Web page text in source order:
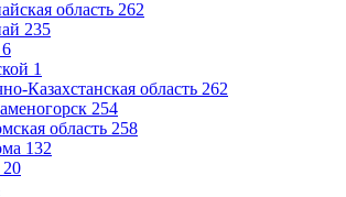
область 262
235
6
1
Казахстанская область 262
254
область 258
132
20